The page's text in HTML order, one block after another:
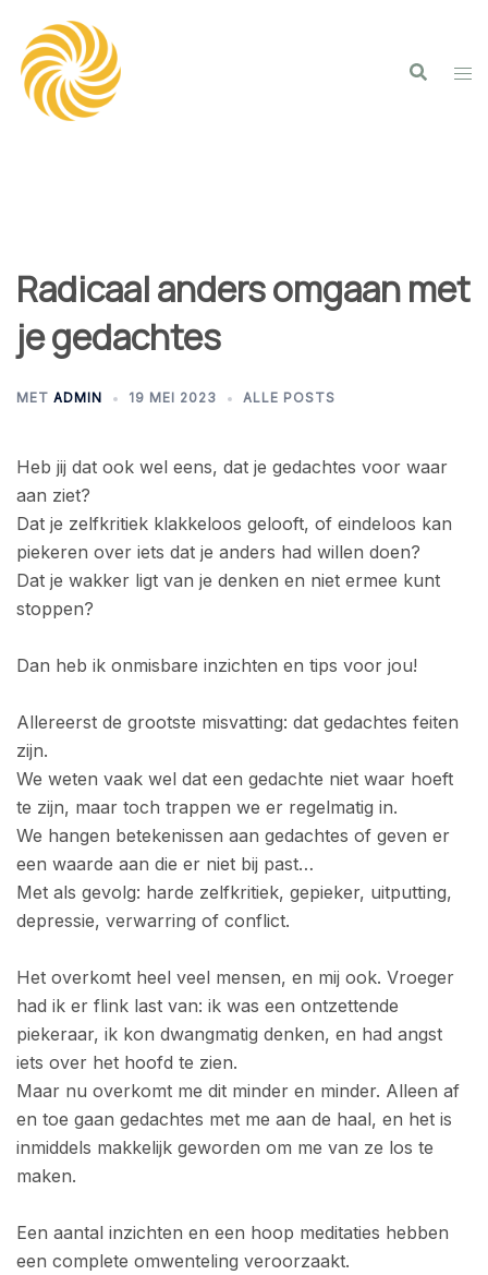
naar
inhoud
Radicaal anders omgaan met
je gedachtes
MET ADMIN 19 MEI 2023 ALLE POSTS
Heb jij dat ook wel eens, dat je gedachtes voor waar
aan ziet?
Dat je zelfkritiek klakkeloos gelooft, of eindeloos kan
piekeren over iets dat je anders had willen doen?
Dat je wakker ligt van je denken en niet ermee kunt
stoppen?
Dan heb ik onmisbare inzichten en tips voor jou!
Allereerst de grootste misvatting: dat gedachtes feiten
zijn.
We weten vaak wel dat een gedachte niet waar hoeft
te zijn, maar toch trappen we er regelmatig in.
We hangen betekenissen aan gedachtes of geven er
een waarde aan die er niet bij past…
Met als gevolg: harde zelfkritiek, gepieker, uitputting,
depressie, verwarring of conflict.
Het overkomt heel veel mensen, en mij ook. Vroeger
had ik er flink last van: ik was een ontzettende
piekeraar, ik kon dwangmatig denken, en had angst
iets over het hoofd te zien.
Maar nu overkomt me dit minder en minder. Alleen af
en toe gaan gedachtes met me aan de haal, en het is
inmiddels makkelijk geworden om me van ze los te
maken.
Een aantal inzichten en een hoop meditaties hebben
een complete omwenteling veroorzaakt.